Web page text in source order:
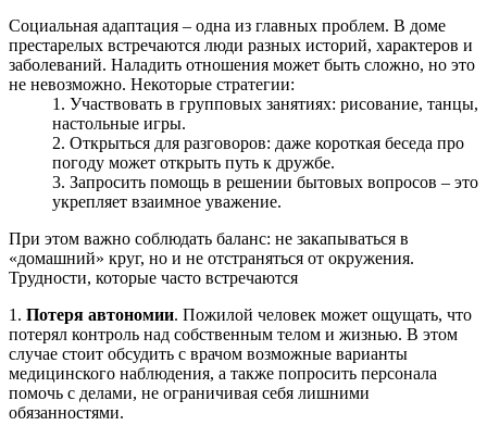
Социальная адаптация – одна из главных проблем. В доме
престарелых встречаются люди разных историй, характеров и
заболеваний. Наладить отношения может быть сложно, но это
не невозможно. Некоторые стратегии:
Участвовать в групповых занятиях: рисование, танцы,
настольные игры.
Открыться для разговоров: даже короткая беседа про
погоду может открыть путь к дружбе.
Запросить помощь в решении бытовых вопросов – это
укрепляет взаимное уважение.
При этом важно соблюдать баланс: не закапываться в
«домашний» круг, но и не отстраняться от окружения.
Трудности, которые часто встречаются
1. Потеря автономии. Пожилой человек может ощущать, что
потерял контроль над собственным телом и жизнью. В этом
случае стоит обсудить с врачом возможные варианты
медицинского наблюдения, а также попросить персонала
помочь с делами, не ограничивая себя лишними
обязанностями.